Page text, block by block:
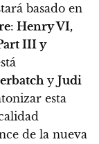
basado en
: Henry VI,
III y
y Judi
esta
de la nueva